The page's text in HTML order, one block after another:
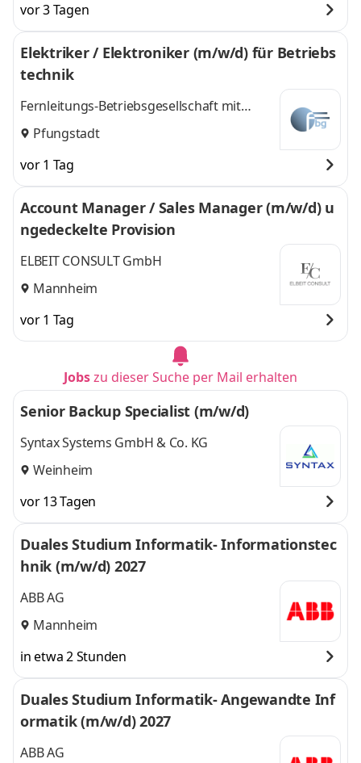
Offenbach, Hamm,
Gießen, Iserlohn,
Bad Homburg,
Bensheim,
Gießen, Iserlohn, Bad
Homburg, Bensheim,
vor 3 Tagen
Elektriker / Elektroniker (m/w/d) für Betriebs
technik
Fernleitungs-Betriebsgesellschaft mit
beschränkter Haftung
Pfungstadt
vor 1 Tag
Account Manager / Sales Manager (m/w/d) u
ngedeckelte Provision
ELBEIT CONSULT GmbH
Mannheim
vor 1 Tag
Jobszu dieser Suche per Mail erhalten
Senior Backup Specialist (m/w/d)
Syntax Systems GmbH & Co. KG
Weinheim
vor 13 Tagen
Duales Studium Informatik- Informationstec
hnik (m/w/d) 2027
ABB AG
Mannheim
in etwa 2 Stunden
Duales Studium Informatik- Angewandte Inf
ormatik (m/w/d) 2027
ABB AG